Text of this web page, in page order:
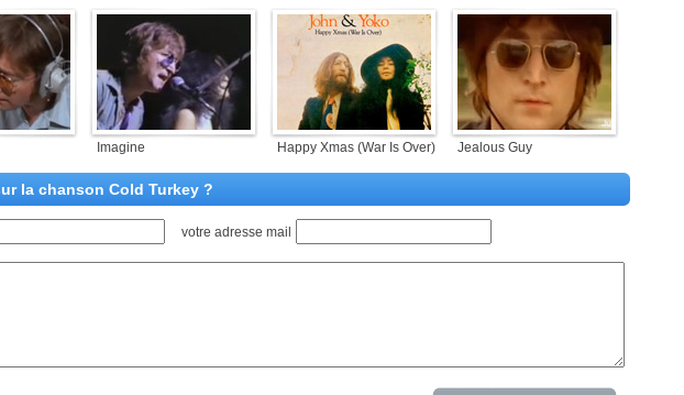
Imagine Happy Xmas (War Is Over) Jealous Guy
la chanson Cold Turkey ?
votre adresse mail